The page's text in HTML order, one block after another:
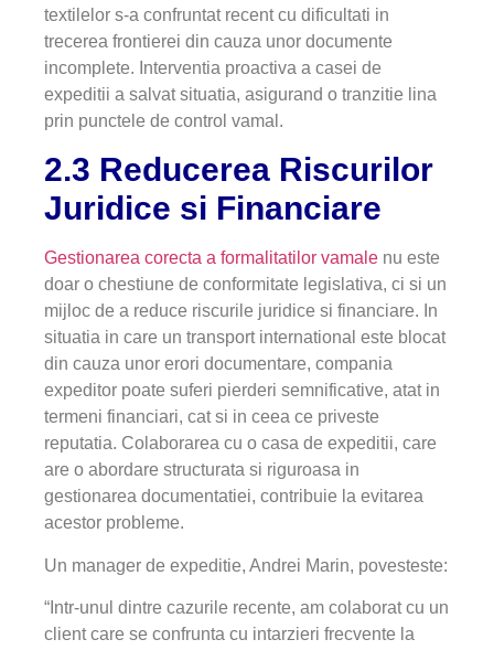
textilelor s-a confruntat recent cu dificultati in
trecerea frontierei din cauza unor documente
incomplete. Interventia proactiva a casei de
expeditii a salvat situatia, asigurand o tranzitie lina
prin punctele de control vamal.
2.3 Reducerea Riscurilor
Juridice si Financiare
Gestionarea corecta a formalitatilor vamale nu este
doar o chestiune de conformitate legislativa, ci si un
mijloc de a reduce riscurile juridice si financiare. In
situatia in care un transport international este blocat
din cauza unor erori documentare, compania
expeditor poate suferi pierderi semnificative, atat in
termeni financiari, cat si in ceea ce priveste
reputatia. Colaborarea cu o casa de expeditii, care
are o abordare structurata si riguroasa in
gestionarea documentatiei, contribuie la evitarea
acestor probleme.
Un manager de expeditie, Andrei Marin, povesteste:
“Intr-unul dintre cazurile recente, am colaborat cu un
client care se confrunta cu intarzieri frecvente la